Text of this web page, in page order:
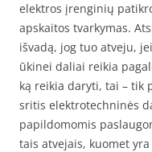
elektros įrenginių
apskaitos tvarkymas.
išvadą, jog tuo atveju,
ūkinei daliai reikia
ką reikia daryti, tai – tik
sritis elektrotechninės
papildomomis
tais atvejais, kuomet